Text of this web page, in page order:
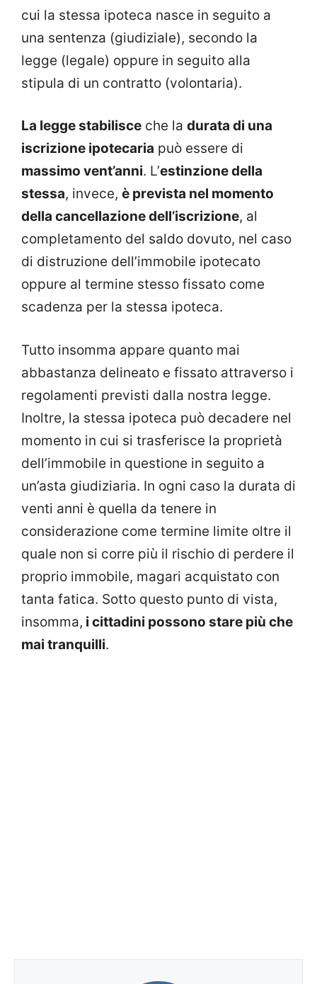
cui la stessa ipoteca nasce in seguito a
una sentenza (giudiziale), secondo la
legge (legale) oppure in seguito alla
stipula di un contratto (volontaria).
La legge stabilisce che la durata di una
iscrizione ipotecaria può essere di
massimo vent’anni. L’estinzione della
stessa, invece, è prevista nel momento
della cancellazione dell’iscrizione, al
completamento del saldo dovuto, nel caso
di distruzione dell’immobile ipotecato
oppure al termine stesso fissato come
scadenza per la stessa ipoteca.
Tutto insomma appare quanto mai
abbastanza delineato e fissato attraverso i
regolamenti previsti dalla nostra legge.
Inoltre, la stessa ipoteca può decadere nel
momento in cui si trasferisce la proprietà
dell’immobile in questione in seguito a
un’asta giudiziaria. In ogni caso la durata di
venti anni è quella da tenere in
considerazione come termine limite oltre il
quale non si corre più il rischio di perdere il
proprio immobile, magari acquistato con
tanta fatica. Sotto questo punto di vista,
insomma, i cittadini possono stare più che
mai tranquilli.